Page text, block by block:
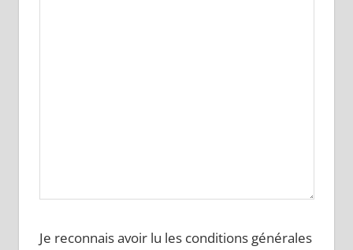
Je reconnais avoir lu les conditions générales